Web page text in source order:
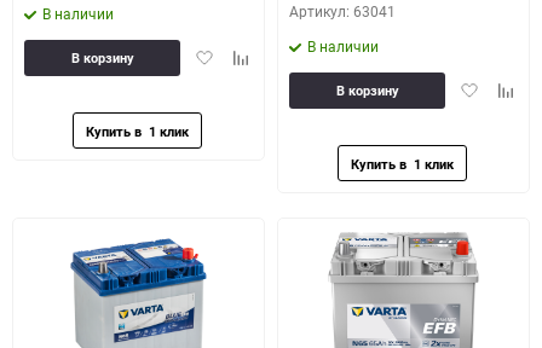
В наличии
ДобавитьДобавить
сравнению
В корзину
Артикул: 63041
В наличии
Добавить
В корзину